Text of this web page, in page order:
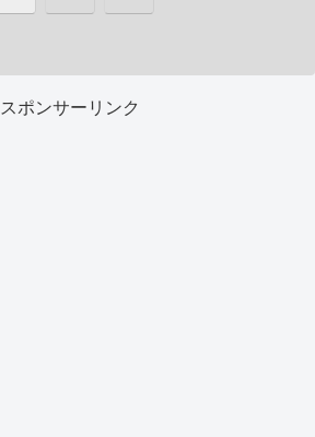
スポンサーリンク